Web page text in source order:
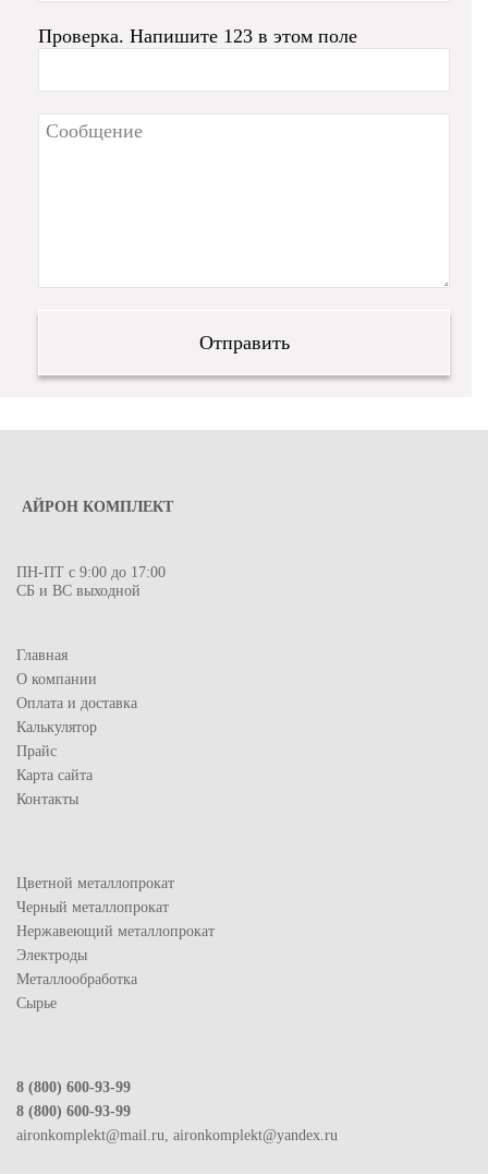
Проверка. Напишите 123 в этом поле
АЙРОН КОМПЛЕКТ
ПН-ПТ с 9:00 до 17:00
СБ и ВС выходной
Главная
О компании
Оплата и доставка
Калькулятор
Прайс
Карта сайта
Контакты
Цветной металлопрокат
Черный металлопрокат
Нержавеющий металлопрокат
Электроды
Металлообработка
Сырье
8 (800) 600-93-99
8 (800) 600-93-99
aironkomplekt@mail.ru, aironkomplekt@yandex.ru